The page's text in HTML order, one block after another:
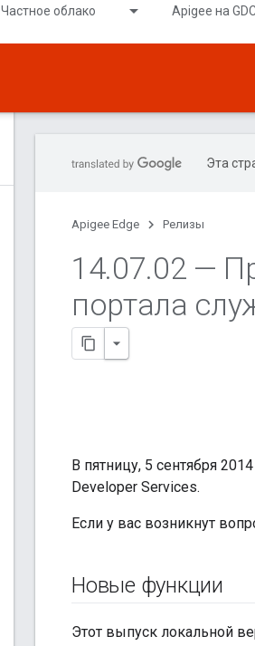
Частное облако Apigee на
Эта
Apigee Edge Релизы
14.07.02 —
портала
В пятницу, 5 сентября
Developer Services.
Если у вас возникнут
Новые функции
Этот выпуск локальной